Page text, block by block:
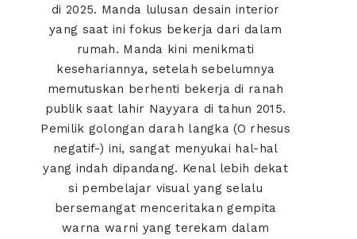
di 2025. Manda lulusan desain interior
yang saat ini fokus bekerja dari dalam
rumah. Manda kini menikmati
kesehariannya, setelah sebelumnya
memutuskan berhenti bekerja di ranah
publik saat lahir Nayyara di tahun 2015.
Pemilik golongan darah langka (O rhesus
negatif-) ini, sangat menyukai hal-hal
yang indah dipandang. Kenal lebih dekat
si pembelajar visual yang selalu
bersemangat menceritakan gempita
warna warni yang terekam dalam